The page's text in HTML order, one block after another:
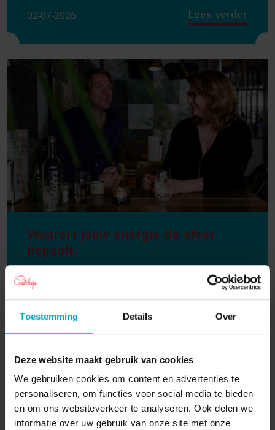
Toestemming Details Over
Deze website maakt gebruik van cookies
We gebruiken cookies om content en advertenties te
personaliseren, om functies voor social media te bieden
en om ons websiteverkeer te analyseren. Ook delen we
informatie over uw gebruik van onze site met onze
02-07-2026 Lees verder
Waarom jouw energie de sfeer
bepaalt.
Positieve energie, de stille geheime kracht van
gastvrijheid: waarom jouw energie de sfeer bepaalt
Door Jeannine Sok – Gastologie In de horeca prate
...